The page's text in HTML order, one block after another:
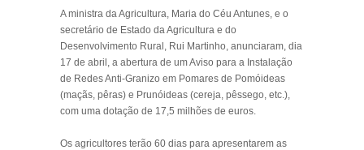
A ministra da Agricultura, Maria do Céu Antunes, e o
secretário de Estado da Agricultura e do
Desenvolvimento Rural, Rui Martinho, anunciaram, dia
17 de abril, a abertura de um Aviso para a Instalação
de Redes Anti-Granizo em Pomares de Pomóideas
(maçãs, pêras) e Prunóideas (cereja, pêssego, etc.),
com uma dotação de 17,5 milhões de euros.
Os agricultores terão 60 dias para apresentarem as